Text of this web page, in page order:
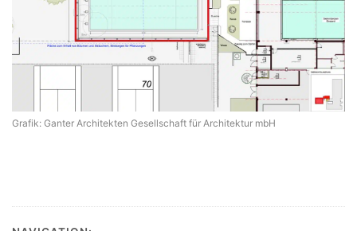
Grafik: Ganter Architekten Gesellschaft für Architektur mbH